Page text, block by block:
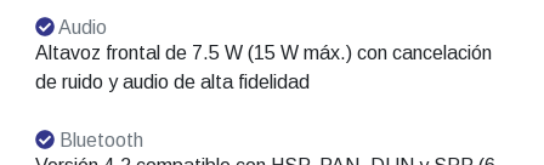
Audio
Altavoz frontal de 7.5 W (15 W máx.) con cancelación
de ruido y audio de alta fidelidad
Bluetooth